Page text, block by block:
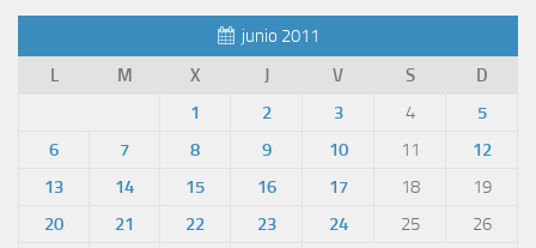
junio 2011
L
M X J V S D
1 2 3 4
5
6
7 8 9 10 11
12
13
14 15 16 17 18
19
20
21 22 23 24 25
26